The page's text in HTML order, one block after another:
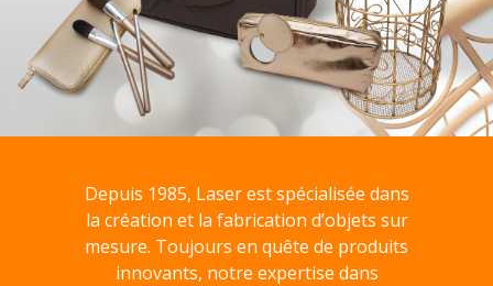
Depuis 1985, Laser est spécialisée dans
la création et la fabrication d’objets sur
mesure. Toujours en quête de produits
innovants, notre expertise dans